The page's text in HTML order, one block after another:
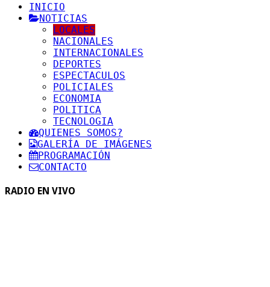
INICIO
NOTICIAS
LOCALES
NACIONALES
INTERNACIONALES
DEPORTES
ESPECTACULOS
POLICIALES
ECONOMIA
POLITICA
TECNOLOGIA
QUIENES SOMOS?
GALERÍA DE IMÁGENES
PROGRAMACIÓN
CONTACTO
RADIO EN VIVO